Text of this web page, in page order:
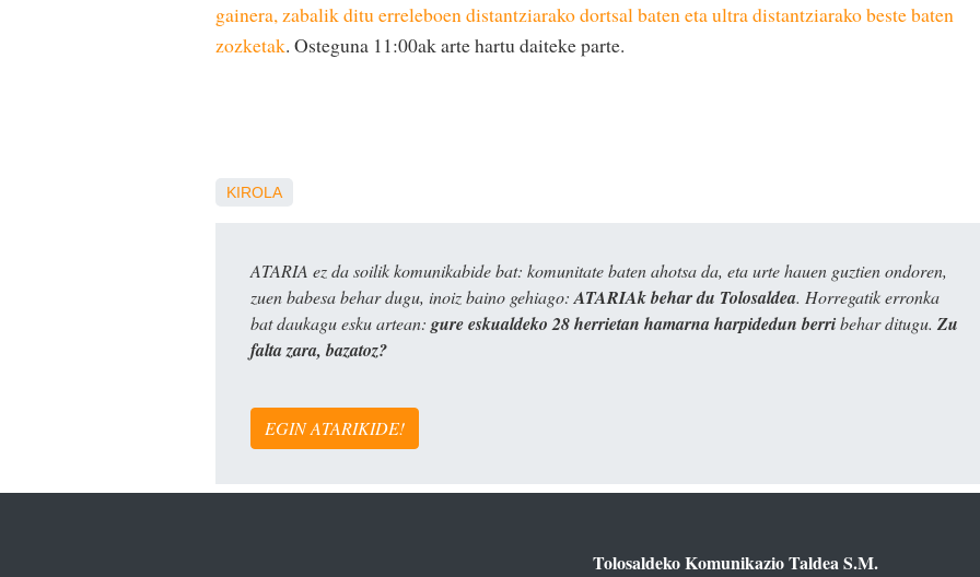
gainera, zabalik dituerreleboen distantziarako dortsal baten eta ultra distantziarako beste baten
zozketak. Osteguna 11:00ak arte hartu daiteke parte.
KIROLA
ATARIA ez da soilik komunikabide bat: komunitate baten ahotsa da, eta urte hauen guztien ondoren,
zuen babesa behar dugu, inoiz baino gehiago: ATARIAk behar du Tolosaldea. Horregatik erronka
bat daukagu esku artean: gure eskualdeko 28 herrietan hamarna harpidedun berribehar ditugu. Zu
falta zara, bazatoz?
EGIN ATARIKIDE!
Tolosaldeko Komunikazio Taldea S.M.